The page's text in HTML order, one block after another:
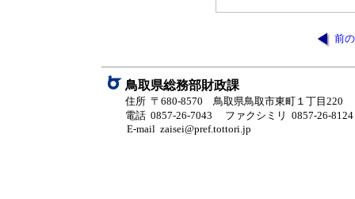
前
鳥取県総務部財政課
住所 〒680-8570 鳥取県鳥取市東町１丁目220
電話 0857-26-7043
ファクシミリ 0857-26-8124
E-mail zaisei@pref.tottori.jp